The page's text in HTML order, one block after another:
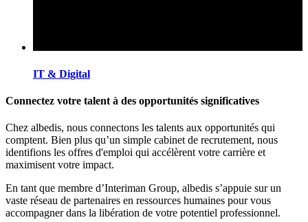
IT & Digital
Connectez votre talent à des opportunités significatives
Chez albedis, nous connectons les talents aux opportunités qui
comptent. Bien plus qu’un simple cabinet de recrutement, nous
identifions les offres d'emploi qui accélèrent votre carrière et
maximisent votre impact.
En tant que membre d’Interiman Group, albedis s’appuie sur un
vaste réseau de partenaires en ressources humaines pour vous
accompagner dans la libération de votre potentiel professionnel.